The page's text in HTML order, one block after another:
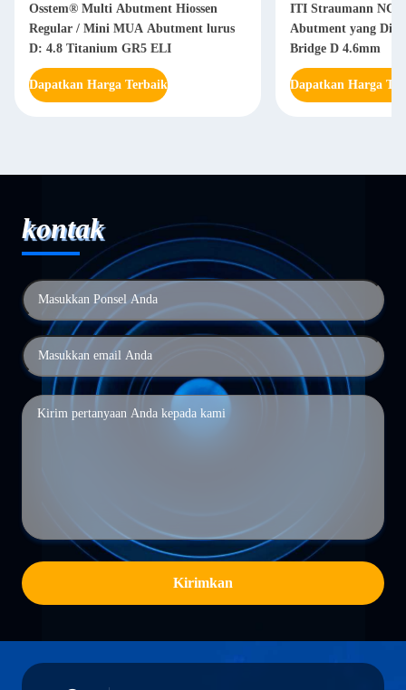
Osstem® Multi Abutment Hiossen
Regular / Mini MUA Abutment lurus
D: 4.8 Titanium GR5 ELI
Dapatkan Harga Terbaik
ITI Straumann NC
Abutment yang
Bridge D 4.6mm
Dapatkan Harga
kontak
Kirimkan